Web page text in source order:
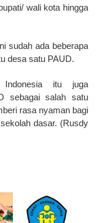
wali kota hingga
sudah ada beberapa
desa satu PAUD.
itu juga
sebagai salah satu
rasa nyaman bagi
dasar. (Rusdy